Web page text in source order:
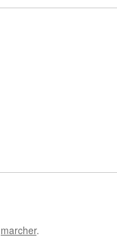
marcher.